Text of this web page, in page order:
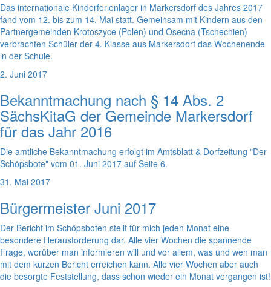
Das internationale Kinderferienlager in Markersdorf des Jahres 2017
fand vom 12. bis zum 14. Mai statt. Gemeinsam mit Kindern aus den
Partnergemeinden Krotoszyce (Polen) und Osecna (Tschechien)
verbrachten Schüler der 4. Klasse aus Markersdorf das Wochenende
in der Schule.
2. Juni 2017
Bekanntmachung nach § 14 Abs. 2
SächsKitaG der Gemeinde Markersdorf
für das Jahr 2016
Die amtliche Bekanntmachung erfolgt im Amtsblatt & Dorfzeitung "Der
Schöpsbote" vom 01. Juni 2017 auf Seite 6.
31. Mai 2017
Bürgermeister Juni 2017
Der Bericht im Schöpsboten stellt für mich jeden Monat eine
besondere Herausforderung dar. Alle vier Wochen die spannende
Frage, worüber man informieren will und vor allem, was und wen man
mit dem kurzen Bericht erreichen kann. Alle vier Wochen aber auch
die besorgte Feststellung, dass schon wieder ein Monat vergangen ist!